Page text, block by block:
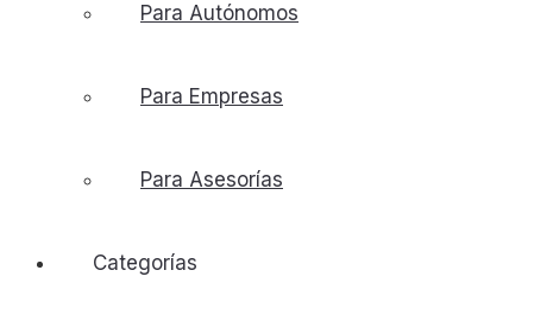
Para Autónomos
Para Empresas
Para Asesorías
Categorías